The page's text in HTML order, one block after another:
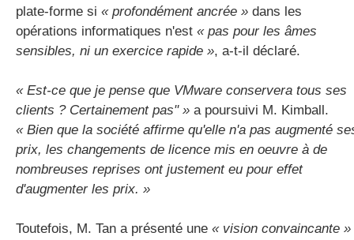
plate-forme si « profondément ancrée » dans les
opérations informatiques n'est « pas pour les âmes
sensibles, ni un exercice rapide », a-t-il déclaré.
« Est-ce que je pense que VMware conservera tous ses
clients ? Certainement pas" » a poursuivi M. Kimball.
« Bien que la société affirme qu'elle n'a pas augmenté
prix, les changements de licence mis en oeuvre à de
nombreuses reprises ont justement eu pour effet
d'augmenter les prix. »
Toutefois, M. Tan a présenté une « vision convaincante »